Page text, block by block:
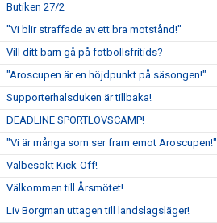
Butiken 27/2
"Vi blir straffade av ett bra motstånd!"
Vill ditt barn gå på fotbollsfritids?
"Aroscupen är en höjdpunkt på säsongen!"
Supporterhalsduken är tillbaka!
DEADLINE SPORTLOVSCAMP!
"Vi är många som ser fram emot Aroscupen!"
Välbesökt Kick-Off!
Välkommen till Årsmötet!
Liv Borgman uttagen till landslagsläger!